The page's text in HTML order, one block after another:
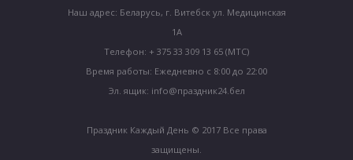
Наш адрес: Беларусь, г. Витебск ул. Медицинская
1А
Телефон: + 375 33 309 13 65 (МТС)
Время работы: Ежедневно с 8:00 до 22:00
Эл. ящик: info@праздник24.бел
Праздник Каждый День © 2017 Все права
защищены.